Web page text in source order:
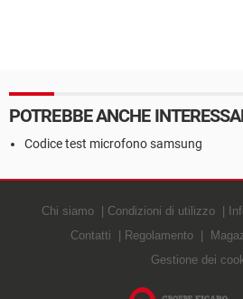
POTREBBE ANCHE
Codice test microfono samsung
Chi siamo Condizioni di utilizzo
Contatti
Regolamento
Gestione dei